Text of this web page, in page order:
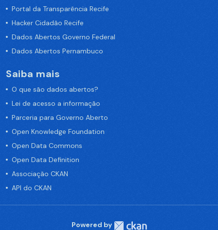
Portal da Transparência Recife
Hacker Cidadão Recife
Dados Abertos Governo Federal
Dados Abertos Pernambuco
Saiba mais
O que são dados abertos?
Lei de acesso a informação
Parceria para Governo Aberto
Open Knowledge Foundation
Open Data Commons
Open Data Definition
Associação CKAN
API do CKAN
Powered by